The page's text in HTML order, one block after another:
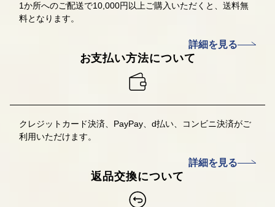
1か所へのご配送で10,000円以上ご購入いただくと、送料無
料となります。
詳細を見る
お支払い方法について
クレジットカード決済、PayPay、d払い、コンビニ決済がご
利用いただけます。
詳細を見る
返品交換について